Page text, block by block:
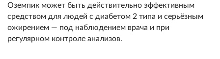
Оземпик может быть действительно эффективным
средством для людей с диабетом 2 типа и серьёзным
ожирением — под наблюдением врача и при
регулярном контроле анализов.